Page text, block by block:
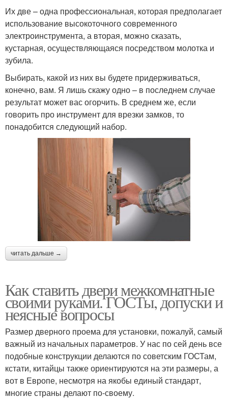
Их две – одна профессиональная, которая предполагает
использование высокоточного современного
электроинструмента, а вторая, можно сказать,
кустарная, осуществляющаяся посредством молотка и
зубила.
Выбирать, какой из них вы будете придерживаться,
конечно, вам. Я лишь скажу одно – в последнем случае
результат может вас огорчить. В среднем же, если
говорить про инструмент для врезки замков, то
понадобится следующий набор.
читать дальше →
Как ставить двери межкомнатные
своими руками. ГОСТы, допуски и
неясные вопросы
Размер дверного проема для установки, пожалуй, самый
важный из начальных параметров. У нас по сей день все
подобные конструкции делаются по советским ГОСТам,
кстати, китайцы также ориентируются на эти размеры, а
вот в Европе, несмотря на якобы единый стандарт,
многие страны делают по-своему.